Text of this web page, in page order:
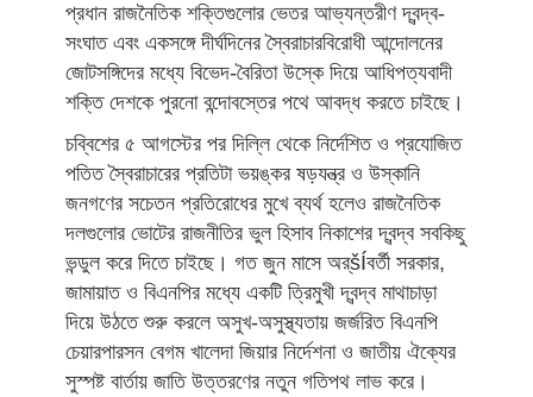
প্রধান রাজনৈতিক শক্তিগুলোর ভেতর আভ্যন্তরীণ দ্বন্দ্ব-
সংঘাত এবং একসঙ্গে দীর্ঘদিনের স্বৈরাচারবিরোধী আন্দোলনের
জোটসঙ্গিদের মধ্যে বিভেদ-বৈরিতা উস্কে দিয়ে আধিপত্যবাদী
শক্তি দেশকে পুরনো বন্দোবস্তের পথে আবদ্ধ করতে চাইছে।
চব্বিশের ৫ আগস্টের পর দিল্লি থেকে নির্দেশিত ও প্রযোজিত
পতিত স্বৈরাচারের প্রতিটা ভয়ঙ্কর ষড়যন্ত্র ও উস্কানি
জনগণের সচেতন প্রতিরোধের মুখে ব্যর্থ হলেও রাজনৈতিক
দলগুলোর ভোটের রাজনীতির ভুল হিসাব নিকাশের দ্বন্দ্ব সবকিছু
ভন্ডুল করে দিতে চাইছে। গত জুন মাসে অর্šÍবর্তী সরকার,
জামায়াত ও বিএনপির মধ্যে একটি ত্রিমুখী দ্বন্দ্ব মাথাচাড়া
দিয়ে উঠতে শুরু করলে অসুখ-অসুস্থ্যতায় জর্জরিত বিএনপি
চেয়ারপারসন বেগম খালেদা জিয়ার নির্দেশনা ও জাতীয় ঐক্যের
সুস্পষ্ট বার্তায় জাতি উত্তরণের নতুন গতিপথ লাভ করে।